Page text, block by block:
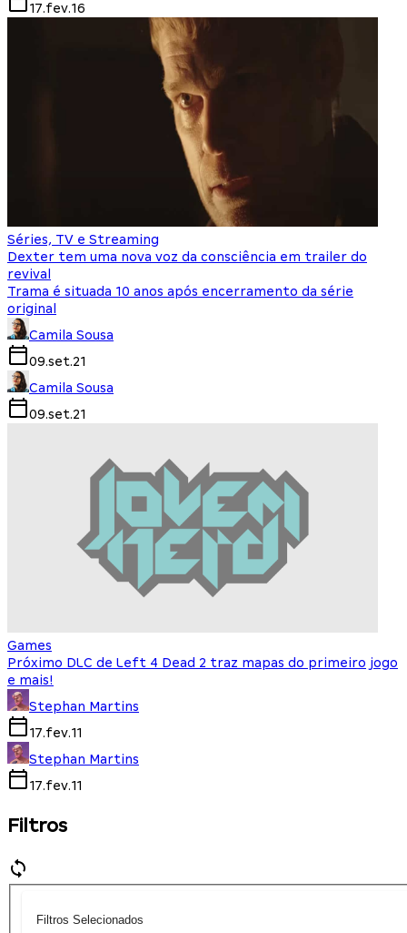
17.fev.16
Séries, TV e Streaming
Dexter tem uma nova voz da consciência em trailer do
revival
Trama é situada 10 anos após encerramento da série
original
Camila Sousa
09.set.21
Camila Sousa
09.set.21
Games
Próximo DLC de Left 4 Dead 2 traz mapas do primeiro jogo
e mais!
Stephan Martins
17.fev.11
Stephan Martins
17.fev.11
Filtros
Filtros Selecionados